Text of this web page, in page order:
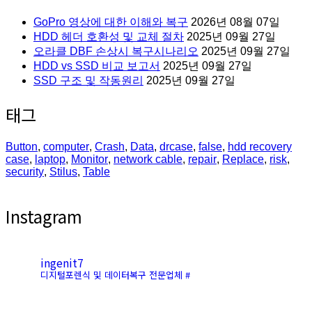
GoPro 영상에 대한 이해와 복구 2026년 08월 07일
HDD 헤더 호환성 및 교체 절차 2025년 09월 27일
오라클 DBF 손상시 복구시나리오 2025년 09월 27일
HDD vs SSD 비교 보고서 2025년 09월 27일
SSD 구조 및 작동원리 2025년 09월 27일
태그
Button, computer, Crash, Data, drcase, false, hdd recovery
case, laptop, Monitor, network cable, repair, Replace, risk,
security, Stilus, Table
Instagram
ingenit7
디지털포렌식 및 데이터복구 전문업체 #